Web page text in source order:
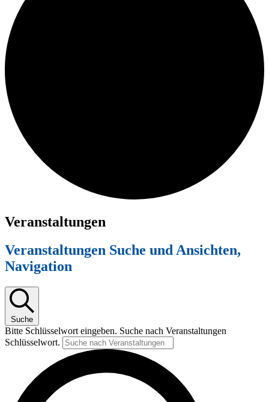
Veranstaltungen
Veranstaltungen Suche und Ansichten,
Navigation
Suche
Bitte Schlüsselwort eingeben. Suche nach Veranstaltungen
Schlüsselwort.